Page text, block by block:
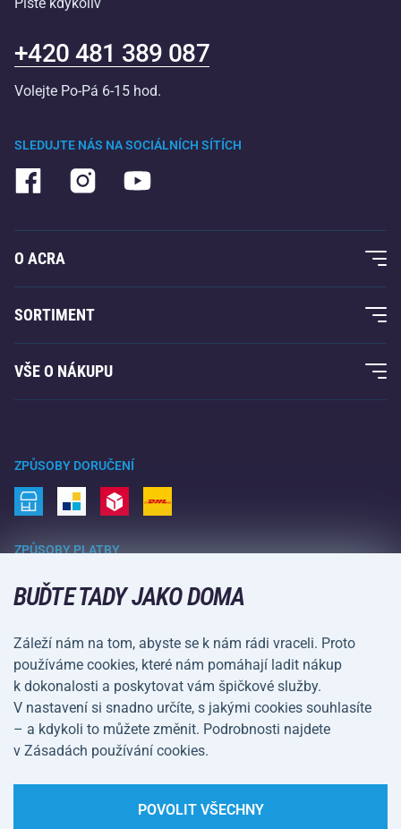
SLEDUJTE NÁS NA SOCIÁLNÍCH SÍTÍCH
+420 481 389 087
Volejte Po-Pá 6-15 hod.
O ACRA
O nás
Acra garance
Kontakty
SORTIMENT
Fitness a posilování
Raketové sporty
Volný čas a zábava
Kemping a turistika
Míčové sporty
Vodní sporty
Sportovní oblečení a doplňky
VŠE O NÁKUPU
Vrácení a reklamace
Doprava a platba
ZPŮSOBY DORUČENÍ
ZPŮSOBY PLATBY
Obchodní podmínky Ochrana osobních údajů
BUĎTE TADY JAKO DOMA
Záleží nám na tom, abyste se k nám rádi vraceli. Proto
používáme cookies, které nám pomáhají ladit nákup
k dokonalosti a poskytovat vám špičkové služby.
V nastavení si snadno určíte, s jakými cookies souhlasíte
– a kdykoli to můžete změnit. Podrobnosti najdete
v Zásadách používání cookies.
POVOLIT VŠECHNY